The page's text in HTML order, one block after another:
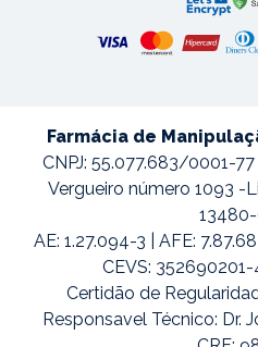
Farmácia de
CNPJ: 55.077.683/0001-
Vergueiro número 1093 -
AE: 1.27.094-3 | AFE:
CEVS:
Certidão de
Responsavel Técnico: Dr.